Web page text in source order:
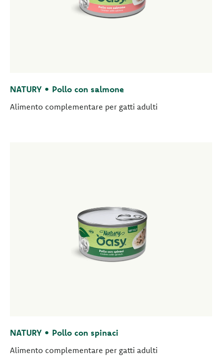
NATURY • Pollo con salmone
Alimento complementare per gatti adulti
NATURY • Pollo con spinaci
Alimento complementare per gatti adulti